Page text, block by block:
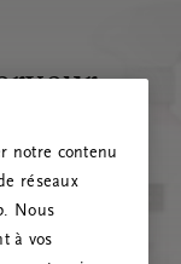
persiste.
notre contenu
réseaux
Nous
à vos